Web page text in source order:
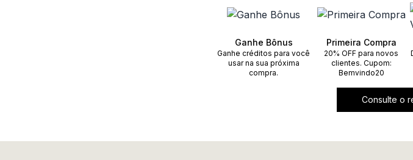
Ganhe Bônus
Ganhe créditos para você
usar na sua próxima
compra.
Primeira Compra
20% OFF para novos
clientes. Cupom:
Bemvindo20
Consulte o